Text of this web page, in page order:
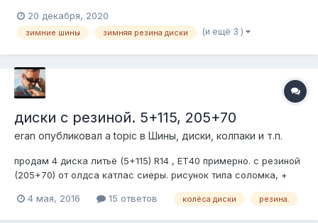
Параметры дисков: ORW 5х114,3 7xR16 d84 ET0 Стояли на
Lincoln Town Car. Цена 25.000₽ 8-926-028-14-18 Антон
20 декабря, 2020
зимние шины зимняя резина диски (и ещё 3 )
диски с резиной. 5+115, 205+70
eran опубликовал a topic в Шины, диски, колпаки и т.п.
продам 4 диска литьё (5+115) R14 , ЕТ40 примерно. с резиной
(205+70) от олдса катлас сиеры. рисунок типа соломка, +
резина летняя. цена 15 тыс.р. за всё. фото не получается
4 мая, 2016 15 ответов колёса диски резина.